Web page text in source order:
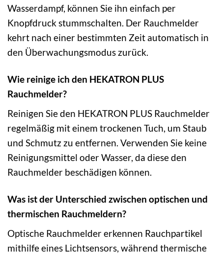
Wasserdampf, können Sie ihn einfach per
Knopfdruck stummschalten. Der Rauchmelder
kehrt nach einer bestimmten Zeit automatisch in
den Überwachungsmodus zurück.
Wie reinige ich den HEKATRON PLUS
Rauchmelder?
Reinigen Sie den HEKATRON PLUS Rauchmelder
regelmäßig mit einem trockenen Tuch, um Staub
und Schmutz zu entfernen. Verwenden Sie keine
Reinigungsmittel oder Wasser, da diese den
Rauchmelder beschädigen können.
Was ist der Unterschied zwischen optischen und
thermischen Rauchmeldern?
Optische Rauchmelder erkennen Rauchpartikel
mithilfe eines Lichtsensors, während thermische